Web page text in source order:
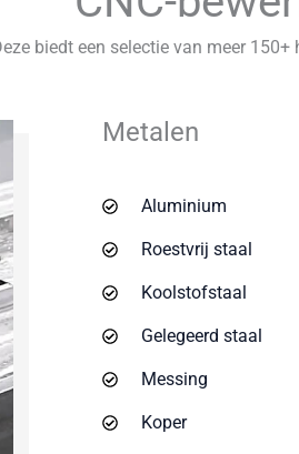
biedt een selectie van meer
Metalen
Aluminium
Roestvrij staal
Koolstofstaal
Gelegeerd staal
Messing
Koper